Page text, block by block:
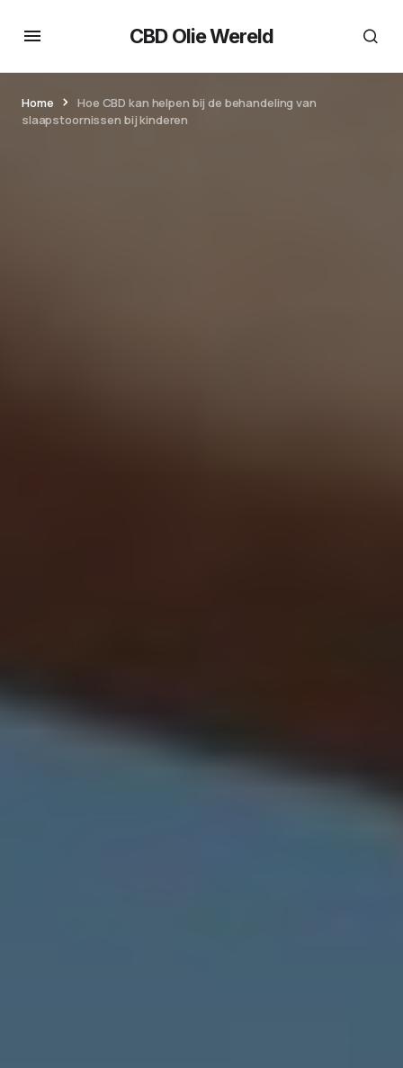
CBD Olie Wereld
Home
Hoe CBD kan helpen bij de behandeling van
slaapstoornissen bij kinderen